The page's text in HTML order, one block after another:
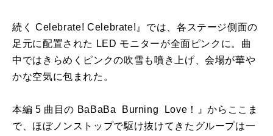
続く Celebrate! Celebrate!』では、各ステージ側面の
足元に配置された LED モニターが全面ピンクに。曲
中ではきらめくピンクの吹雪も噴き上げ、会場が華や
かな空気に包まれた。
本編 5 曲目の BaBaBa Burning Love！』からここま
で、ほぼノンストップで駆け抜けてきたグループは一